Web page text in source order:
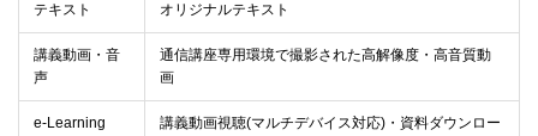
テキスト オリジナルテキスト
講義動画・音
声
通信講座専用環境で撮影された高解像度・高音質動
画
e-Learning
講義動画視聴(マルチデバイス対応)・資料ダウンロー